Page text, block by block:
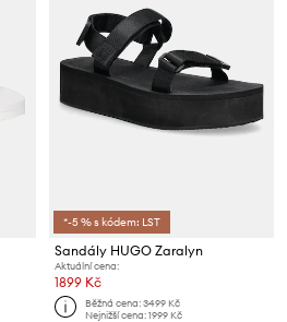
*-5 % s kódem: LST
Sandály HUGO Zaralyn
Aktuální cena:
1899 Kč
Běžná cena:3499 Kč
Nejnižší cena:1999 Kč